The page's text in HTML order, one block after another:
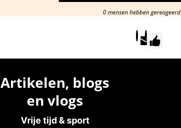
0 mensen hebben gereageerd
Artikelen, blogs
en vlogs
Vrije tijd & sport